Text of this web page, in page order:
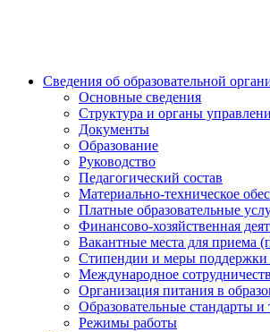
Сведения об образовательной
Основные сведения
Структура и органы
Документы
Образование
Руководство
Педагогический состав
Материально-техническое
Платные образовательные
Финансово-хозяйственная
Вакантные места для приема
Стипендии и меры
Международное
Организация питания в
Образовательные стандарты и
Режимы работы